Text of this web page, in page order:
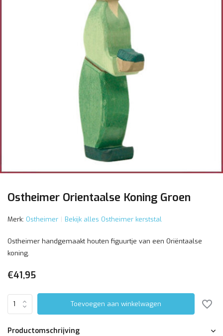
Ostheimer Orientaalse Koning Groen
Merk: Ostheimer Bekijk alles Ostheimer kerststal
Ostheimer handgemaakt houten figuurtje van een Oriëntaalse
koning.
€41,95
Toevoegen aan winkelwagen
Productomschrijving